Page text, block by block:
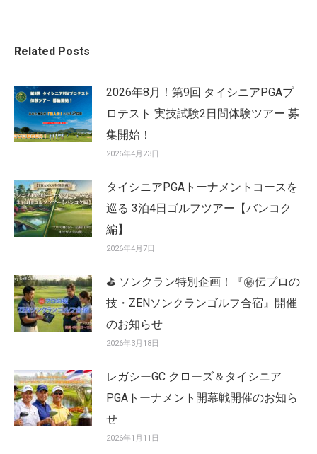
Related Posts
2026年8月！第9回 タイシニアPGAプ
ロテスト 実技試験2日間体験ツアー 募
集開始！
2026年4月23日
タイシニアPGAトーナメントコースを
巡る 3泊4日ゴルフツアー【バンコク
編】
2026年4月7日
⛳ ソンクラン特別企画！『㊙️伝プロの
技・ZENソンクランゴルフ合宿』開催
のお知らせ
2026年3月18日
レガシーGC クローズ＆タイシニア
PGAトーナメント開幕戦開催のお知ら
せ
2026年1月11日